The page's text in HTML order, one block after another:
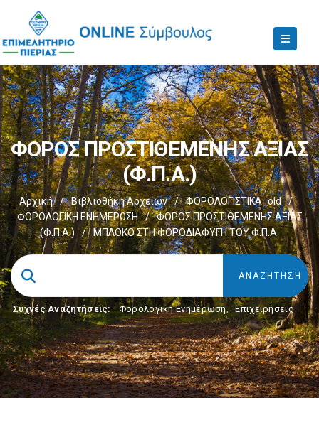
ΦΟΡΟΣ ΠΡΟΣΤΙΘΕΜΕΝΗΣ ΑΞΙΑΣ
(Φ.Π.Α.)
Αρχική / Βιβλιοθήκη Αρχείων / ΦΟΡΟΛΟΓΙΣΤΙΚΑ_old
/
ΦΟΡΟΛΟΓΙΚΗ ΕΝΗΜΕΡΩΣΗ
/
ΦΟΡΟΣ ΠΡΟΣΤΙΘΕΜΕΝΗΣ ΑΞΙΑΣ
(Φ.Π.Α.)
/ ΜΠΛΟΚΟ ΣΤΗ ΦΟΡΟΔΙΑΦΥΓΗ ΤΟΥ Φ.Π.Α.
Συχνές Αναζητήσεις: Φορολογικη Ενημέρωση, Επιχειρήσεις